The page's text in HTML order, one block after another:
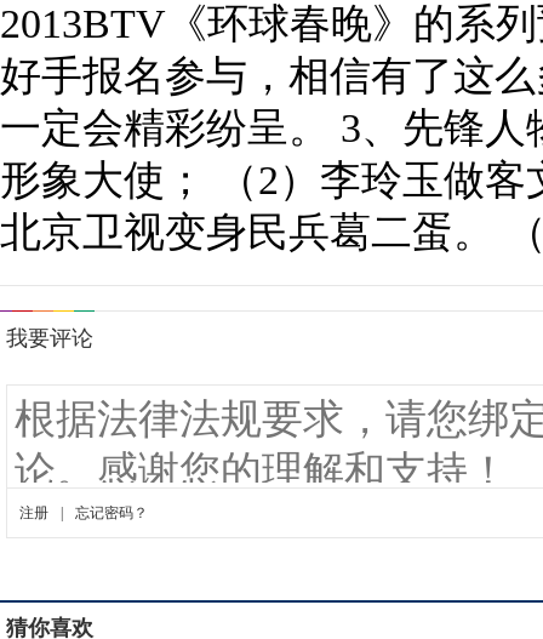
2013BTV《环球春晚》的系
好手报名参与，相信有了这
一定会精彩纷呈。 3、先锋
形象大使； （2）李玲玉做
北京卫视变身民兵葛二蛋。
猜你喜欢